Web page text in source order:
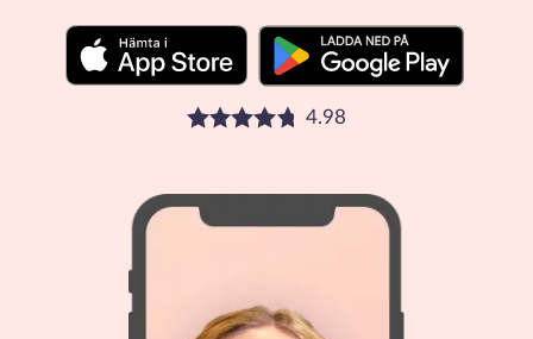
Betyg: 4.98 stjärnor 4.98